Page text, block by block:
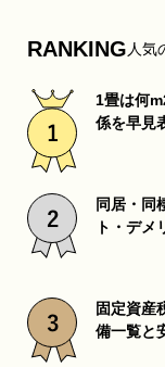
RANKING 人気
1畳は何
係を早見
同居・同
ト・デメ
固定資産
備一覧と